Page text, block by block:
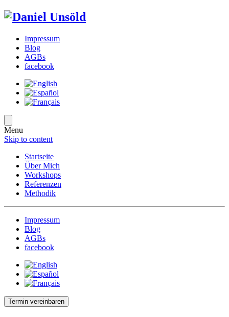
Impressum
Blog
AGBs
facebook
Menu
Skip to content
Startseite
Über Mich
Workshops
Referenzen
Methodik
Impressum
Blog
AGBs
facebook
Termin vereinbaren